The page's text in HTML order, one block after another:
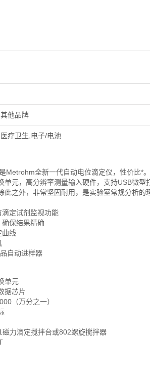
其他品牌
医疗卫生,电子/电池
全新一代自动电位滴定仪，性价比*。
单元，高分辨率测量输入硬件，支持USB微
此之外，非常坚固耐用，是实验室常规分析的
滴定试剂监视功能
确保结果精确
曲线
自动进样器
单元
据芯片
（万分之一）
力滴定搅拌台或802螺旋搅拌器